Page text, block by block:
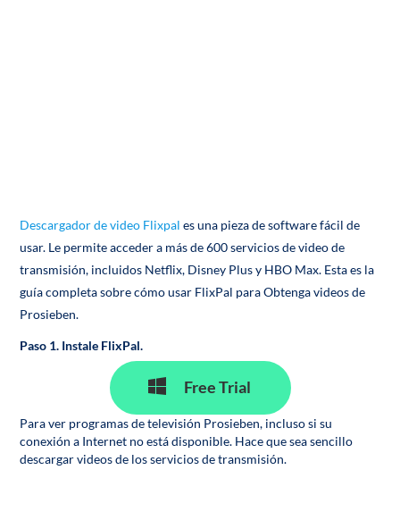
Descargador de video Flixpales una pieza de software fácil de
usar. Le permite acceder a más de 600 servicios de video de
transmisión, incluidos Netflix, Disney Plus y HBO Max. Esta es la
guía completa sobre cómo usar FlixPal para Obtenga videos de
Prosieben.
Paso 1. Instale FlixPal.
Free Trial
Para ver programas de televisión Prosieben, incluso si su
conexión a Internet no está disponible. Hace que sea sencillo
descargar videos de los servicios de transmisión.